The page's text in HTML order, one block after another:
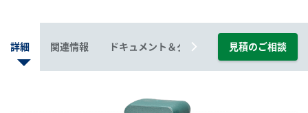
詳細 関連情報 ドキュメント＆ダウンロード 動画
見積のご相談